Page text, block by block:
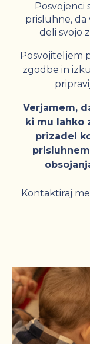
Posvojenci
prisluhne, da
deli svojo
Posvojiteljem
zgodbe in
Verjamem,
ki mu lahko
prizadel
Kontaktiraj